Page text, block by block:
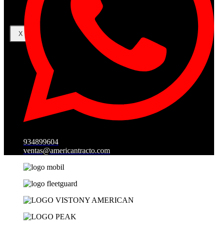
X
934899604
ventas@americantracto.com